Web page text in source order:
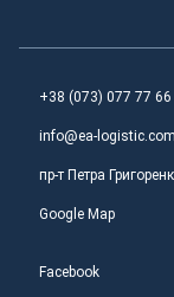
+38 (073) 077 77 66
info@ea-logistic.com
пр-т Петра
Google Map
Facebook